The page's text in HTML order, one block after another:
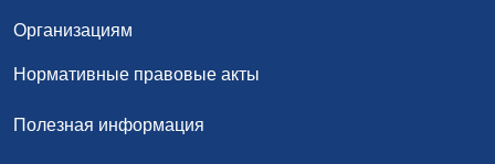
Организациям
Нормативные правовые акты
Полезная информация